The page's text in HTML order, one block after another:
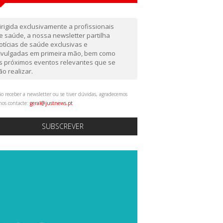
exclusivamente a profissionais
saúde, a nossa newsletter partilha
de saúde exclusivas e
em primeira mão, bem como
próximos eventos relevantes que se
realizar.
receber a newsletter ou se tiver dúvidas, agradecemos
contacte: geral@justnews.pt
SUBSCREVER